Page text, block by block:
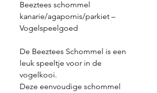
Beeztees schommel
kanarie/agapornis/parkiet –
Vogelspeelgoed
De Beeztees Schommel is een
leuk speeltje voor in de
vogelkooi.
Deze eenvoudige schommel